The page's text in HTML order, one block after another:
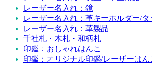
レーザー名入れ：鏡
レーザー名入れ：革キーホルダー/タ
レーザー名入れ：革製品
千社札・木札・和柄札
印鑑：おしゃれはんこ
印鑑：オリジナル印鑑/レーザーはん